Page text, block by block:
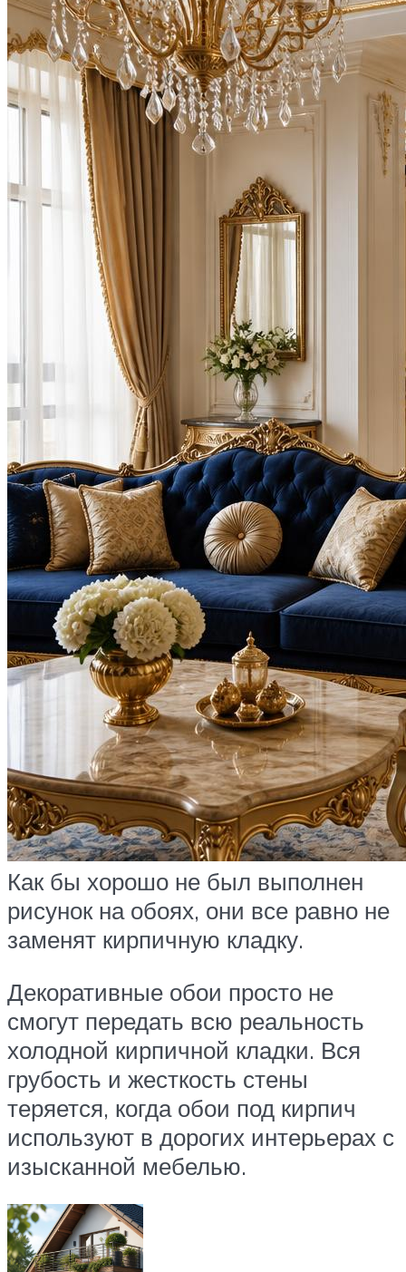
Как бы хорошо не был выполнен
рисунок на обоях, они все равно не
заменят кирпичную кладку.
Декоративные обои просто не
смогут передать всю реальность
холодной кирпичной кладки. Вся
грубость и жесткость стены
теряется, когда обои под кирпич
используют в дорогих интерьерах с
изысканной мебелью.